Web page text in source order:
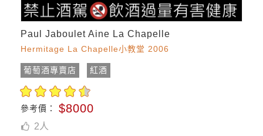
Paul Jaboulet Aine La Chapelle
Hermitage La Chapelle小教堂 2006
葡萄酒專賣店 紅酒
參考價： $8000
2 人